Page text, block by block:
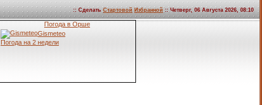
:: СделатьСтартовой Избранной :: Четверг, 06 Августа 2026, 08:10
Погода в Орше
Gismeteo
Погода на 2 недели